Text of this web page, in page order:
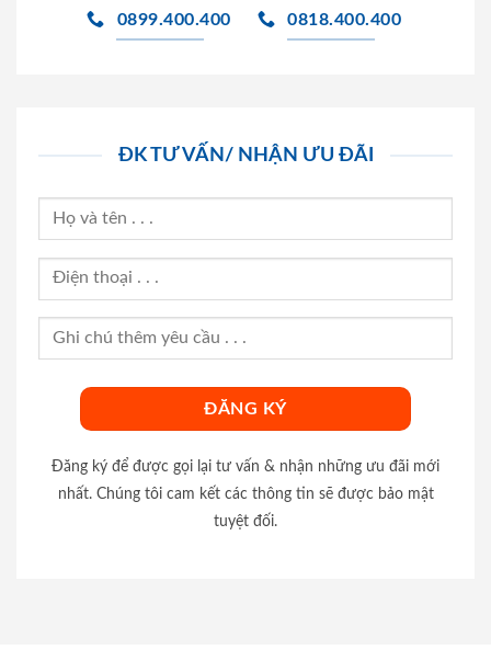
0899.400.400 0818.400.400
ĐK TƯ VẤN/ NHẬN ƯU ĐÃI
Đăng ký để được gọi lại tư vấn & nhận những ưu đãi mới
nhất. Chúng tôi cam kết các thông tin sẽ được bảo mật
tuyệt đối.